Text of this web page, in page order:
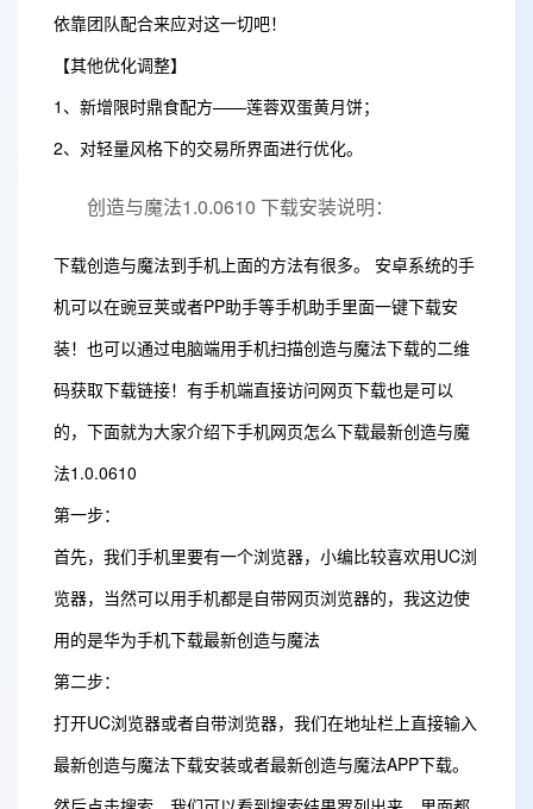
依靠团队配合来应对这一切吧！
【其他优化调整】
1、新增限时鼎食配方——莲蓉双蛋黄月饼；
2、对轻量风格下的交易所界面进行优化。
创造与魔法1.0.0610 下载安装说明：
下载创造与魔法到手机上面的方法有很多。 安卓系统的手
机可以在豌豆荚或者PP助手等手机助手里面一键下载安
装！也可以通过电脑端用手机扫描创造与魔法下载的二维
码获取下载链接！有手机端直接访问网页下载也是可以
的，下面就为大家介绍下手机网页怎么下载最新创造与魔
法1.0.0610
第一步：
首先，我们手机里要有一个浏览器，小编比较喜欢用UC浏
览器，当然可以用手机都是自带网页浏览器的，我这边使
用的是华为手机下载最新创造与魔法
第二步：
打开UC浏览器或者自带浏览器，我们在地址栏上直接输入
最新创造与魔法下载安装或者最新创造与魔法APP下载。